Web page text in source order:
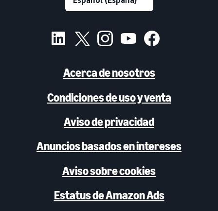
Acerca de nosotros
Condiciones de uso y venta
Aviso de privacidad
Anuncios basados en intereses
Aviso sobre cookies
Estatus de Amazon Ads